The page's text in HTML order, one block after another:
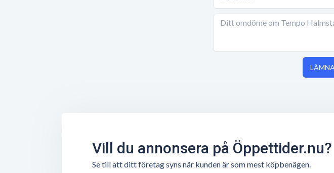
Vill du annonsera på Öppettider.nu?
Se till att ditt företag syns när kunden är som mest köpbenägen.